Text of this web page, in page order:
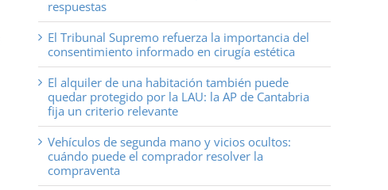
respuestas
El Tribunal Supremo refuerza la importancia del
consentimiento informado en cirugía estética
El alquiler de una habitación también puede
quedar protegido por la LAU: la AP de Cantabria
fija un criterio relevante
Vehículos de segunda mano y vicios ocultos:
cuándo puede el comprador resolver la
compraventa